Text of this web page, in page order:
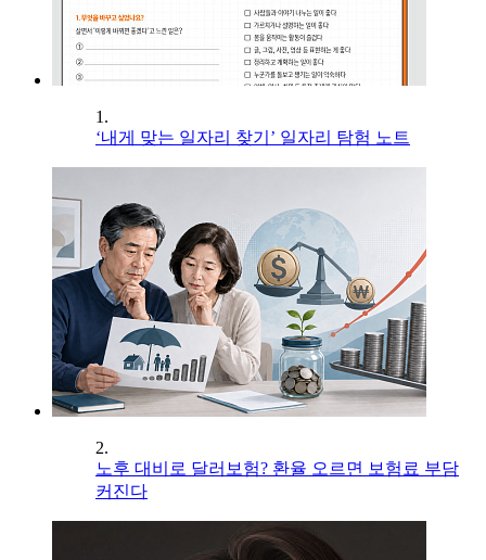
1.
‘내게 맞는 일자리 찾기’ 일자리 탐험 노트
2.
노후 대비로 달러보험? 환율 오르면 보험료 부담
커진다